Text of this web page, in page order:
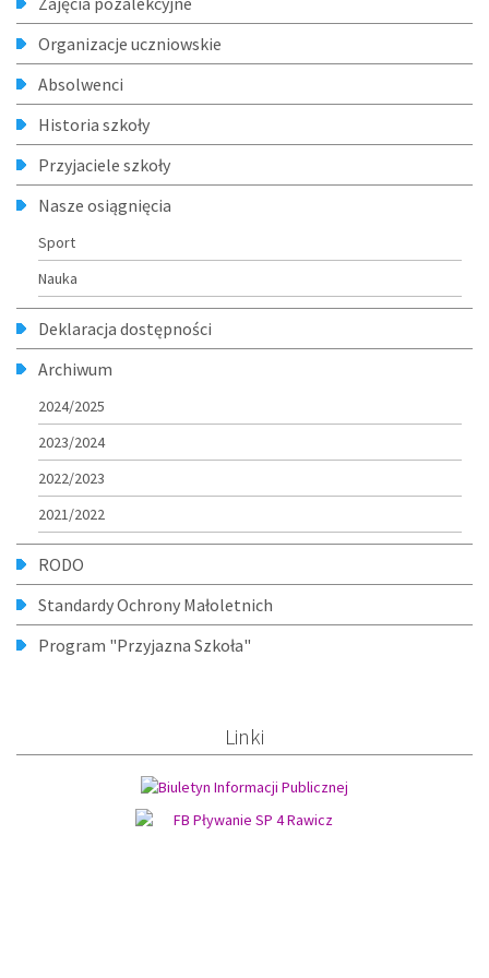
Organizacje uczniowskie
Absolwenci
Historia szkoły
Przyjaciele szkoły
Nasze osiągnięcia
Sport
Nauka
Deklaracja dostępności
Archiwum
2024/2025
2023/2024
2022/2023
2021/2022
RODO
Standardy Ochrony Małoletnich
Program "Przyjazna Szkoła"
Linki